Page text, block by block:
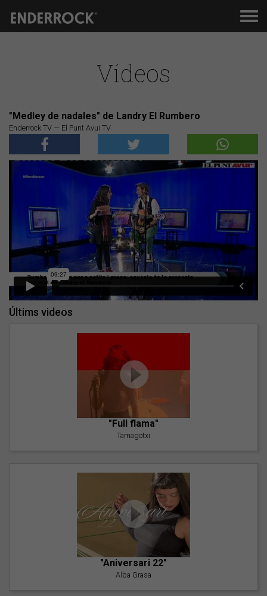
Vídeos
"Medley de nadales" de Landry El Rumbero
Enderrock TV — El Punt Avui TV
Últims videos
"Full flama"
Tamagotxi
"Aniversari 22"
Alba Grasa